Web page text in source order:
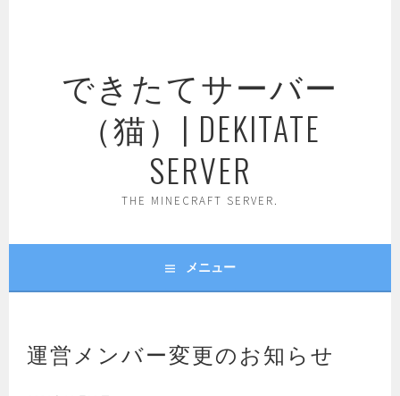
できたてサーバー
（猫）| DEKITATE
SERVER
THE MINECRAFT SERVER.
メニュー
運営メンバー変更のお知らせ